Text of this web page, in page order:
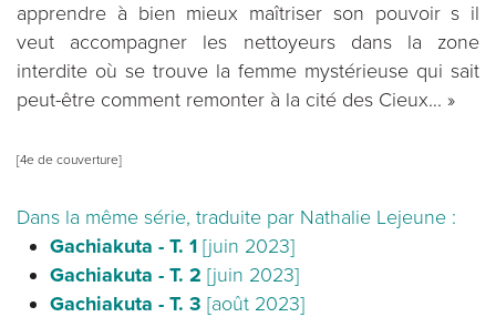
apprendre à bien mieux maîtriser son pouvoir s il
veut accompagner les nettoyeurs dans la zone
interdite où se trouve la femme mystérieuse qui sait
peut-être comment remonter à la cité des Cieux... »
[4e de couverture]
Dans la même série, traduite par Nathalie Lejeune :
Gachiakuta - T. 1 [juin 2023]
Gachiakuta - T. 2 [juin 2023]
Gachiakuta - T. 3 [août 2023]